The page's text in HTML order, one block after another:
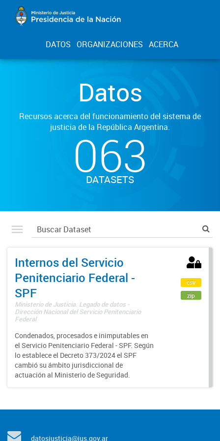
DATOS ORGANIZACIONES ACERCA
Datos
Recursos acerca del funcionamiento del sistema de
justicia de la República Argentina.
063
DATASETS
Internos del Servicio
Penitenciario Federal -
SPF
Ministerio de Justicia. Legado de datos -
Dirección Nacional del Servicio Penitenciario
Federal
Condenados, procesados e inimputables en
el Servicio Penitenciario Federal - SPF. Según
lo establece el Decreto 373/2024 el SPF
cambió su ámbito jurisdiccional de
actuación al Ministerio de Seguridad.
csv
zip
datosjusticia@jus.gov.ar